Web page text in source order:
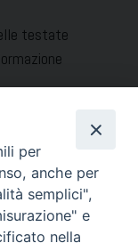
testate
Antonio Pintauro
Diocesi di Acerra
per
anche per
semplici",
e
nella